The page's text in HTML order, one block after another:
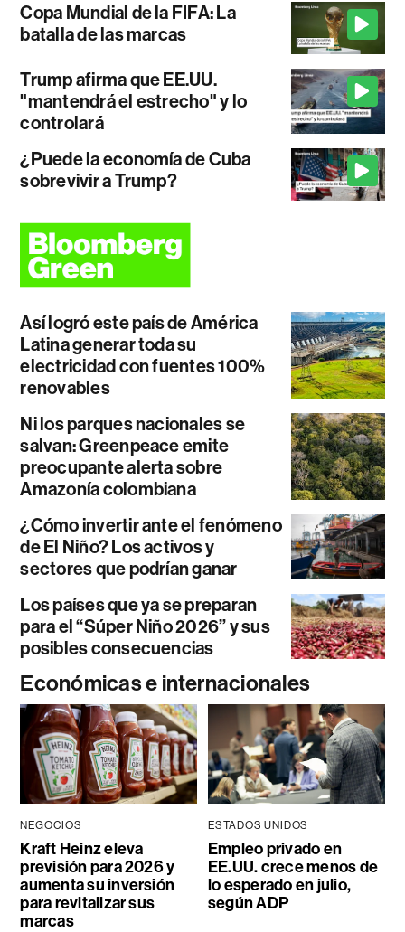
Copa Mundial de la FIFA: La
batalla de las marcas
Trump afirma que EE.UU.
"mantendrá el estrecho" y lo
controlará
¿Puede la economía de Cuba
sobrevivir a Trump?
Así logró este país de América
Latina generar toda su
electricidad con fuentes 100%
renovables
Ni los parques nacionales se
salvan: Greenpeace emite
preocupante alerta sobre
Amazonía colombiana
¿Cómo invertir ante el fenómeno
de El Niño? Los activos y
sectores que podrían ganar
Los países que ya se preparan
para el “Súper Niño 2026” y sus
posibles consecuencias
Económicas e internacionales
NEGOCIOS
Kraft Heinz eleva
previsión para 2026 y
aumenta su inversión
para revitalizar sus
marcas
ESTADOS UNIDOS
Empleo privado en
EE.UU. crece menos de
lo esperado en julio,
según ADP